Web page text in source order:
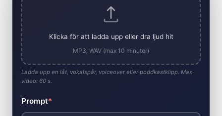
Klicka för att ladda upp eller dra ljud hit
MP3, WAV (max 10 minuter)
Ladda upp en låt, vokalspår, voiceover eller poddkastklipp. Max
video: 60 s.
Prompt*